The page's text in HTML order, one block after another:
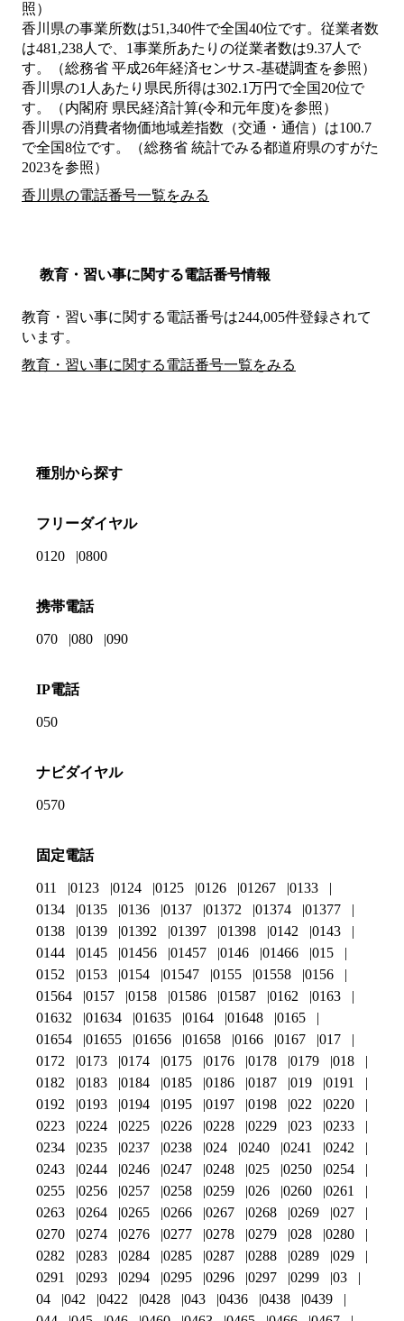
照）
香川県の事業所数は51,340件で全国40位です。従業者数
は481,238人で、1事業所あたりの従業者数は9.37人で
す。（総務省 平成26年経済センサス‐基礎調査を参照）
香川県の1人あたり県民所得は302.1万円で全国20位で
す。（内閣府 県民経済計算(令和元年度)を参照）
香川県の消費者物価地域差指数（交通・通信）は100.7
で全国8位です。（総務省 統計でみる都道府県のすがた
2023を参照）
香川県の電話番号一覧をみる
教育・習い事に関する電話番号情報
教育・習い事に関する電話番号は244,005件登録されて
います。
教育・習い事に関する電話番号一覧をみる
種別から探す
フリーダイヤル
0120 0800
携帯電話
070 080 090
IP電話
050
ナビダイヤル
0570
固定電話
011 0123 0124 0125 0126 01267
0133
0134
0135 0136 0137 01372 01374
01377
0138
0139 01392 01397 01398 0142
0143
0144
0145 01456 01457 0146 01466
015
0152
0153 0154 01547 0155 01558
0156
01564
0157 0158 01586 01587 0162
0163
01632
01634 01635 0164 01648
0165
01654
01655 01656 01658 0166 0167
017
0172
0173 0174 0175 0176 0178 0179
018
0182
0183 0184 0185 0186 0187 019
0191
0192
0193 0194 0195 0197 0198 022
0220
0223
0224 0225 0226 0228 0229 023
0233
0234
0235 0237 0238 024 0240 0241
0242
0243
0244 0246 0247 0248 025 0250
0254
0255
0256 0257 0258 0259 026 0260
0261
0263
0264 0265 0266 0267 0268 0269
027
0270
0274 0276 0277 0278 0279 028
0280
0282
0283 0284 0285 0287 0288 0289
029
0291
0293 0294 0295 0296 0297 0299
03
04
042 0422 0428 043 0436 0438
0439